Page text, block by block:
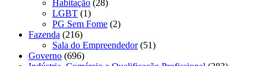
Habitação (28)
LGBT (1)
PG Sem Fome (2)
Fazenda (216)
Sala do Empreendedor(51)
Governo (696)